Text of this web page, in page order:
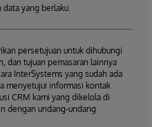
yang berlaku.
persetujuan untuk dihubungi
dan tujuan pemasaran lainnya
InterSystems yang sudah ada
menyetujui informasi kontak
CRM kami yang dikelola di
dengan undang-undang